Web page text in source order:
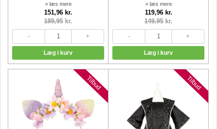
» læs mere
151,96 kr.
189,95 kr.
» læs mere
119,96 kr.
149,95 kr.
Tilbud Tilbud